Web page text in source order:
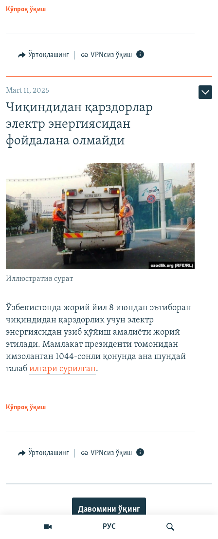
РУС
Кўпроқ ўқиш
Ўртоқлашинг VPNсиз ўқиш
Mart 11, 2025
Чиқиндидан қарздорлар
электр энергиясидан
фойдалана олмайди
Иллюстратив сурат
Ўзбекистонда жорий йил 8 июндан эътиборан
чиқиндидан қарздорлик учун электр
энергиясидан узиб қўйиш амалиёти жорий
этилади. Мамлакат президенти томонидан
имзоланган 1044-сонли қонунда ана шундай
талаб илгари сурилган.
Кўпроқ ўқиш
Ўртоқлашинг VPNсиз ўқиш
Давомини ўқинг